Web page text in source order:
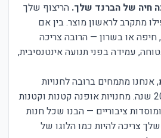
חיה של הברנד שלך. הריצוף שלך
מתקרב לראשון מוצר. בין אם
או בשרון — הרובה צריכה
עמידה בפני תנועה אינטנסיבית,
, אנחנו מתמחים ברובה לחנויות
קמעונאות כבר יותר מ-20 שנה. מחנויות אופנה קטנות וקטנות
ציבוריים — הבנו שכל חנות
שלך צריכה להיות כמו הלוגו של